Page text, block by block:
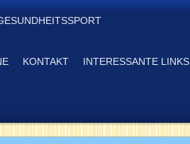
KONTAKT INTERESSANTE LINKS